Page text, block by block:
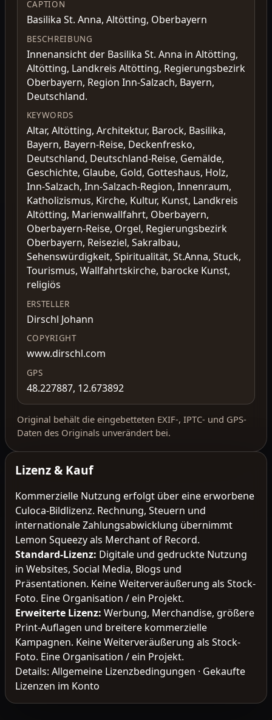
CAPTION
Basilika St. Anna, Altötting, Oberbayern
BESCHREIBUNG
Innenansicht der Basilika St. Anna in Altötting,
Altötting, Landkreis Altötting, Regierungsbezirk
Oberbayern, Region Inn-Salzach, Bayern,
Deutschland.
KEYWORDS
Altar, Altötting, Architektur, Barock, Basilika,
Bayern, Bayern-Reise, Deckenfresko,
Deutschland, Deutschland-Reise, Gemälde,
Geschichte, Glaube, Gold, Gotteshaus, Holz,
Inn-Salzach, Inn-Salzach-Region, Innenraum,
Katholizismus, Kirche, Kultur, Kunst, Landkreis
Altötting, Marienwallfahrt, Oberbayern,
Oberbayern-Reise, Orgel, Regierungsbezirk
Oberbayern, Reiseziel, Sakralbau,
Sehenswürdigkeit, Spiritualität, St.Anna, Stuck,
Tourismus, Wallfahrtskirche, barocke Kunst,
religiös
ERSTELLER
Dirschl Johann
COPYRIGHT
www.dirschl.com
GPS
48.227887, 12.673892
Original behält die eingebetteten EXIF-, IPTC- und GPS-
Daten des Originals unverändert bei.
Lizenz & Kauf
Kommerzielle Nutzung erfolgt über eine erworbene
Culoca-Bildlizenz. Rechnung, Steuern und
internationale Zahlungsabwicklung übernimmt
Lemon Squeezy als Merchant of Record.
Standard-Lizenz: Digitale und gedruckte Nutzung
in Websites, Social Media, Blogs und
Präsentationen. Keine Weiterveräußerung als Stock-
Foto. Eine Organisation / ein Projekt.
Erweiterte Lizenz: Werbung, Merchandise, größere
Print-Auflagen und breitere kommerzielle
Kampagnen. Keine Weiterveräußerung als Stock-
Foto. Eine Organisation / ein Projekt.
Details: Allgemeine Lizenzbedingungen · Gekaufte
Lizenzen im Konto